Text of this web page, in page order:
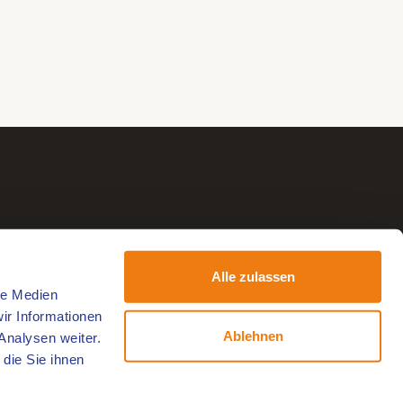
Medien
Informationen
weiter.
Sie ihnen
Alle zulassen
Ablehnen